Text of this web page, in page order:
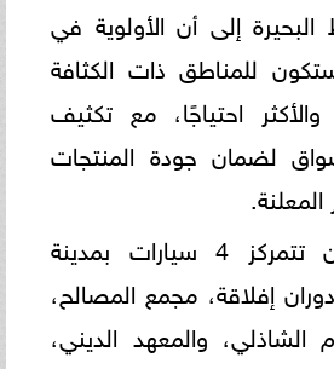
إلى أن الأولوية في
للمناطق ذات الكثافة
والأكثر احتياجًا، مع تكثيف
لضمان جودة المنتجات
المعلنة.
ومن المقرر أن تتمركز 4 سيارات بمدينة
إفلاقة، مجمع المصالح،
الشاذلي، والمعهد الديني،